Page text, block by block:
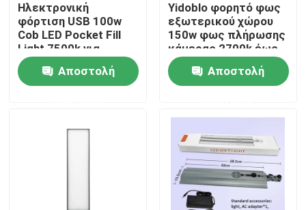
Έλεγχος ποιότητας
Επικοινωνήστε μαζί μας
Τηλεοπτικά φω'τα στούντιο οδηγήσεων
Ηλεκτρονική
φόρτιση USB 100w
Cob LED Pocket Fill
Light 7500k για
φωτισμό μικρών
βίντεο Αποστολή
Yidoblo φορητό φως
εξωτερικού χώρου
150w φως πλήρωσης
κάμερας 2700k έως
7500k φως
πλήρωσης κάμερας
με ανεμιστήρα ψύξης
Αποστολή